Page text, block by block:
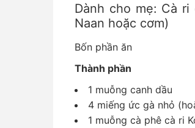
Dành cho mẹ: Cà
Naan hoặc cơm)
Bốn phần ăn
Thành phần
1 muỗng canh dầu
4 miếng ức gà nhỏ
1 muỗng cà phê cà ri